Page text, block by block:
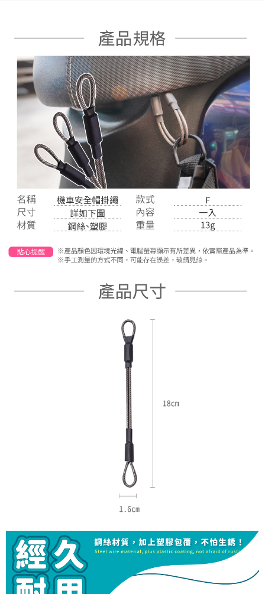
時審查核予不同之上限額度；若仍有額度不足之情形，本公司將視審查結果
５．嚴禁一人註冊多個帳號或使用他人資訊註冊。若發現惡意使用之情形，
恩沛科技股份有限公司將有權停止該用戶之使用額度並採取法律行動。